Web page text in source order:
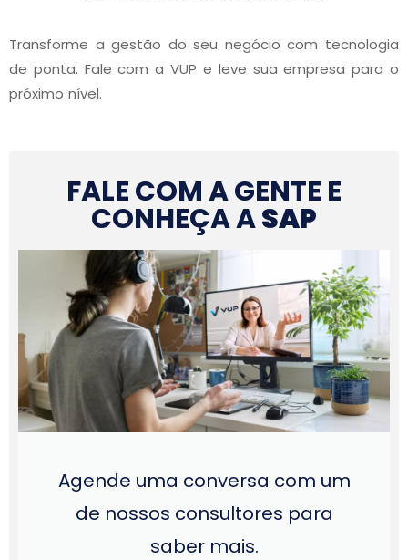
Transforme a gestão do seu negócio com tecnologia
de ponta. Fale com a VUP e leve sua empresa para o
próximo nível.
FALE COM A GENTE E
CONHEÇA ASAP
Agende uma conversa com um
de nossos consultores para
saber mais.